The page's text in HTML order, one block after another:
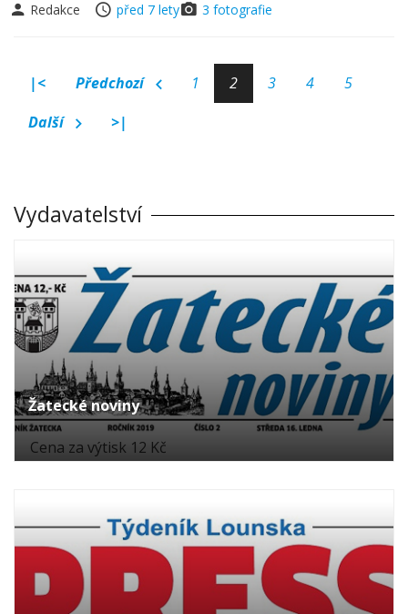
Redakce
před 7 lety 3 fotografie
|< Předchozí 1 2 3 4
5
Další
>|
Vydavatelství
Žatecké noviny
Cena za výtisk 12 Kč